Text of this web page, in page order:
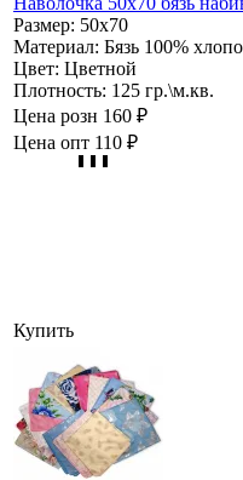
Размер: 50х70
Материал: Бязь 100%
Цвет: Цветной
Плотность: 125 гр.\м.кв.
Цена розн 160 ₽
Цена опт 110 ₽
Купить